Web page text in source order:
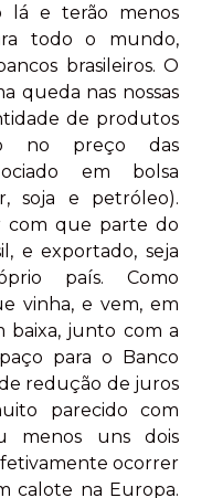
lá e terão menos
todo o mundo,
brasileiros. O
queda nas nossas
de produtos
no preço das
em bolsa
soja e petróleo).
com que parte do
e exportado, seja
país. Como
vinha, e vem, em
baixa, junto com a
para o Banco
redução de juros
parecido com
menos uns dois
ocorrer
calote na Europa.